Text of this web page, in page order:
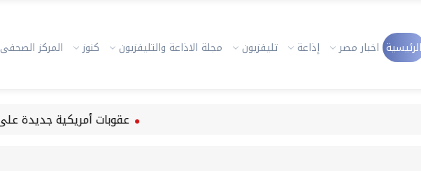
الرئيسية اخبار مصر إذاعة تليفزيون مجلة الاذاعة والتليفزيون كنوز المركز الصحفى
عقوبات أمريكية جديدة على 5 كيانات و8 أفراد في كوبا